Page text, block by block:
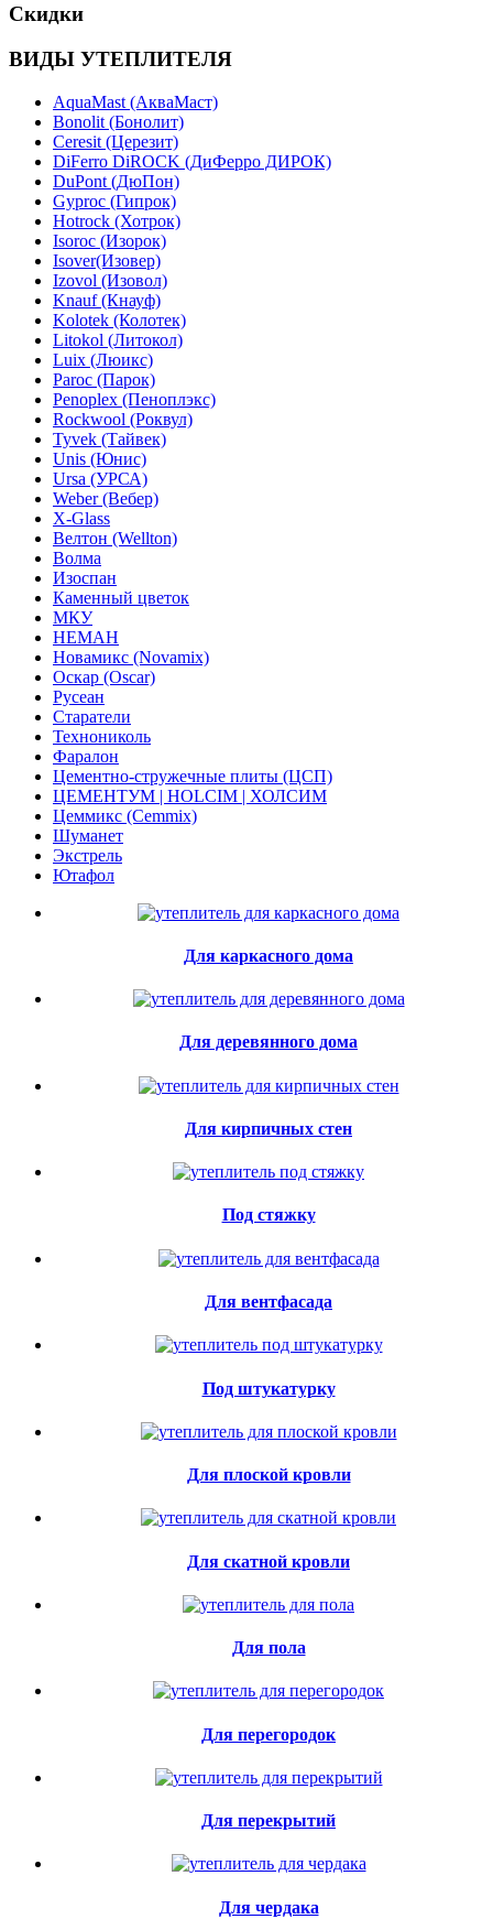
Скидки
ВИДЫ УТЕПЛИТЕЛЯ
AquaMast (АкваМаст)
Bonolit (Бонолит)
Ceresit (Церезит)
DiFerro DiROCK (ДиФерро ДИРОК)
DuPont (ДюПон)
Gyproc (Гипрок)
Hotrock (Хотрок)
Isoroc (Изорок)
Isover(Изовер)
Izovol (Изовол)
Knauf (Кнауф)
Kolotek (Колотек)
Litokol (Литокол)
Luix (Люикс)
Paroc (Парок)
Penoplex (Пеноплэкс)
Rockwool (Роквул)
Tyvek (Тайвек)
Unis (Юнис)
Ursa (УРСА)
Weber (Вебер)
X-Glass
Велтон (Wellton)
Волма
Изоспан
Каменный цветок
МКУ
НЕМАН
Новамикс (Novamix)
Оскар (Oscar)
Русеан
Старатели
Технониколь
Фаралон
Цементно-стружечные плиты (ЦСП)
ЦЕМЕНТУМ | HOLCIM | ХОЛСИМ
Цеммикс (Cemmix)
Шуманет
Экстрель
Ютафол
Для каркасного дома
Для деревянного дома
Для кирпичных стен
Под стяжку
Для вентфасада
Под штукатурку
Для плоской кровли
Для скатной кровли
Для пола
Для перегородок
Для перекрытий
Для чердака